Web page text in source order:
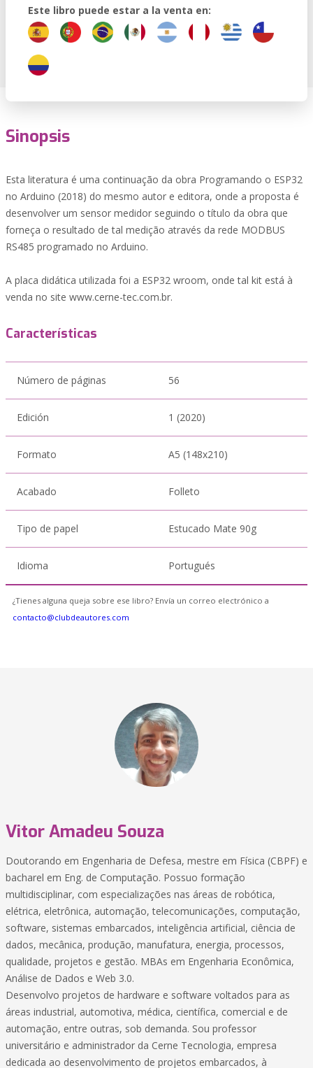
Este libro puede estar a la venta en:
Sinopsis
Esta literatura é uma continuação da obra Programando o ESP32
no Arduino (2018) do mesmo autor e editora, onde a proposta é
desenvolver um sensor medidor seguindo o título da obra que
forneça o resultado de tal medição através da rede MODBUS
RS485 programado no Arduino.
A placa didática utilizada foi a ESP32 wroom, onde tal kit está à
venda no site www.cerne-tec.com.br.
Características
Número de páginas 56
Edición 1 (2020)
Formato A5 (148x210)
Acabado Folleto
Tipo de papel Estucado Mate 90g
Idioma Portugués
¿Tienes alguna queja sobre ese libro? Envía un correo electrónico a
contacto@clubdeautores.com
Vitor Amadeu Souza
Doutorando em Engenharia de Defesa, mestre em Física (CBPF) e
bacharel em Eng. de Computação. Possuo formação
multidisciplinar, com especializações nas áreas de robótica,
elétrica, eletrônica, automação, telecomunicações, computação,
software, sistemas embarcados, inteligência artificial, ciência de
dados, mecânica, produção, manufatura, energia, processos,
qualidade, projetos e gestão. MBAs em Engenharia Econômica,
Análise de Dados e Web 3.0.
Desenvolvo projetos de hardware e software voltados para as
áreas industrial, automotiva, médica, científica, comercial e de
automação, entre outras, sob demanda. Sou professor
universitário e administrador da Cerne Tecnologia, empresa
dedicada ao desenvolvimento de projetos embarcados, à